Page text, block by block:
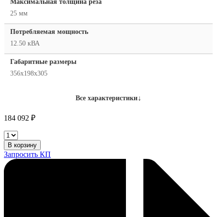
Максимальная толщина реза
25 мм
Потребляемая мощность
12.50 кВА
Габаритные размеры
356x198x305
Все характеристики↓
184 092 ₽
Hypertherm
PowerMax
45
XP,
резак
В корзину
Запросить КП